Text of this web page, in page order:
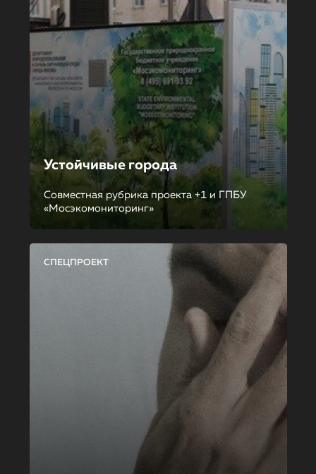
Устойчивые города
Совместная рубрика проекта +1 и ГПБУ
«Мосэкомониторинг»
СПЕЦПРОЕКТ